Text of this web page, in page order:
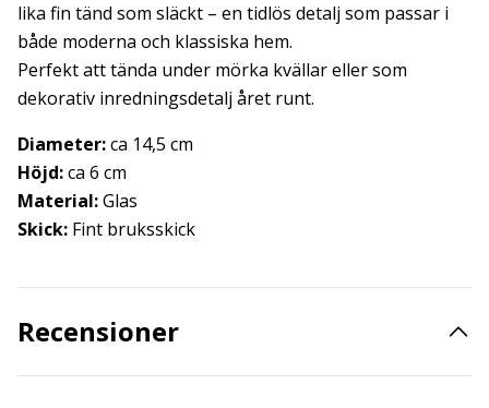
lika fin tänd som släckt – en tidlös detalj som passar i
både moderna och klassiska hem.
Perfekt att tända under mörka kvällar eller som
dekorativ inredningsdetalj året runt.
Diameter:ca 14,5 cm
Höjd:ca 6 cm
Material:Glas
Skick: Fint bruksskick
Recensioner